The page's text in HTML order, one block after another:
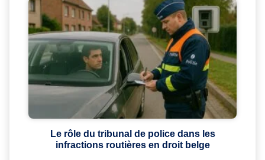
Le rôle du tribunal de police dans les
infractions routières en droit belge